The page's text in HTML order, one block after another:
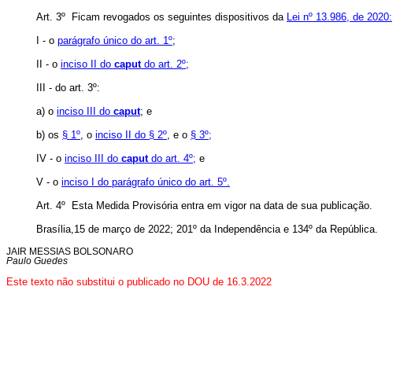
Art. 3º Ficam revogados os seguintes dispositivos da Lei nº 13.986, de 2020:
I - o parágrafo único do art. 1º;
II - o inciso II do caput do art. 2º;
III - do art. 3º:
a) o inciso III do caput; e
b) os § 1º, o inciso II do § 2º, e o § 3º;
IV - o inciso III do caput do art. 4º; e
V - o inciso I do parágrafo único do art. 5º.
Art. 4º Esta Medida Provisória entra em vigor na data de sua publicação.
Brasília,15 de março de 2022; 201º da Independência e 134º da República.
JAIR MESSIAS BOLSONARO
Paulo Guedes
Este texto não substitui o publicado no DOU de 16.3.2022